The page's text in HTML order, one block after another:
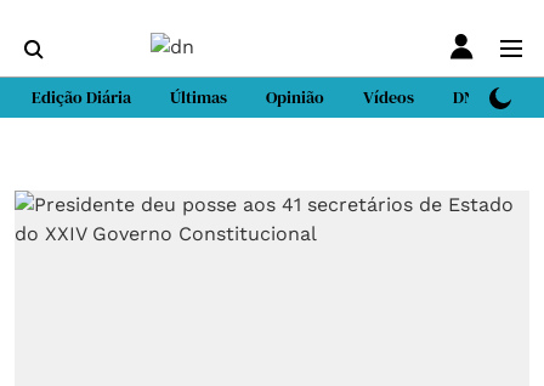
Edição Diária Últimas Opinião Vídeos DN Sport